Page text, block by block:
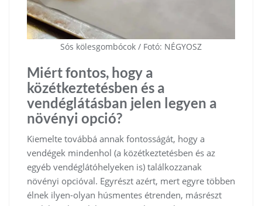
Sós kölesgombócok / Fotó: NÉGYOSZ
Miért fontos, hogy a
közétkeztetésben és a
vendéglátásban jelen legyen a
növényi opció?
Kiemelte továbbá annak fontosságát, hogy a
vendégek mindenhol (a közétkeztetésben és az
egyéb vendéglátóhelyeken is) találkozzanak
növényi opcióval. Egyrészt azért, mert egyre többen
élnek ilyen-olyan húsmentes étrenden, másrészt